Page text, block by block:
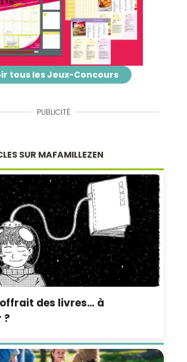
tous les Jeux-Concours
PUBLICITÉ
SUR MAFAMILLEZEN
offrait des livres… à
?